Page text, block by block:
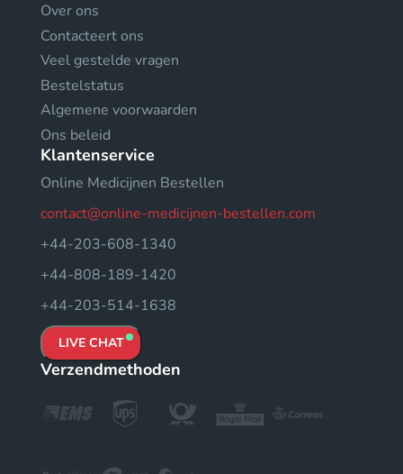
Over ons
Contacteert ons
Veel gestelde vragen
Bestelstatus
Algemene voorwaarden
Ons beleid
Klantenservice
Online Medicijnen Bestellen
contact@online-medicijnen-bestellen.com
+44-203-608-1340
+44-808-189-1420
+44-203-514-1638
LIVE CHAT
Verzendmethoden